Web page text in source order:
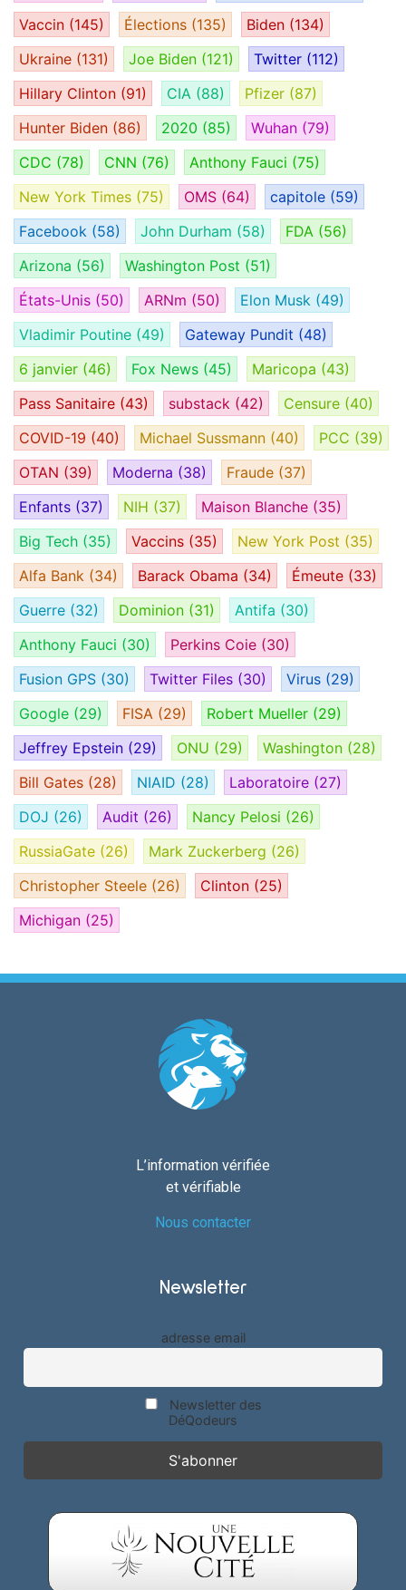
Vaccin (145) Élections (135) Biden (134)
Ukraine (131) Joe Biden (121) Twitter (112)
Hillary Clinton (91) CIA (88) Pfizer (87)
Hunter Biden (86) 2020 (85) Wuhan (79)
CDC (78) CNN (76) Anthony Fauci (75)
New York Times (75) OMS (64) capitole (59)
Facebook (58) John Durham (58) FDA (56)
Arizona (56) Washington Post (51)
États-Unis (50) ARNm (50) Elon Musk (49)
Vladimir Poutine (49) Gateway Pundit (48)
6 janvier (46) Fox News (45) Maricopa (43)
Pass Sanitaire (43) substack (42) Censure (40)
COVID-19 (40) Michael Sussmann (40) PCC (39)
OTAN (39) Moderna (38) Fraude (37)
Enfants (37) NIH (37) Maison Blanche (35)
Big Tech (35) Vaccins (35) New York Post (35)
Alfa Bank (34) Barack Obama (34) Émeute (33)
Guerre (32) Dominion (31) Antifa (30)
Anthony Fauci (30) Perkins Coie (30)
Fusion GPS (30) Twitter Files (30) Virus (29)
Google (29) FISA (29) Robert Mueller (29)
Jeffrey Epstein (29) ONU (29) Washington (28)
Bill Gates (28) NIAID (28) Laboratoire (27)
DOJ (26) Audit (26) Nancy Pelosi (26)
RussiaGate (26) Mark Zuckerberg (26)
Christopher Steele (26) Clinton (25)
Michigan (25)
L’information vérifiée
et vérifiable
Nous contacter
Newsletter
adresse email
Newsletter des
DéQodeurs